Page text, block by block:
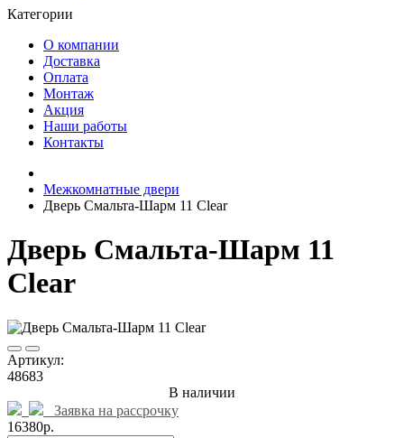
Категории
О компании
Доставка
Оплата
Монтаж
Акция
Наши работы
Контакты
Межкомнатные двери
Дверь Смальта-Шарм 11 Clear
Дверь Смальта-Шарм 11
Clear
Артикул:
48683
В наличии
Заявка на рассрочку
16380р.